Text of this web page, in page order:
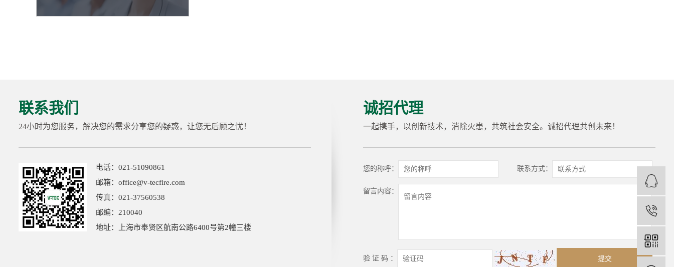
联系我们
24小时为您服务，解决您的需求分享您的疑惑，让您无后顾之忧！
电话：021-51090861
邮箱：office@v-tecfire.com
传真：021-37560538
邮编：210040
地址：上海市奉贤区航南公路6400号第2幢三楼
诚招代理
一起携手，以创新技术，消除火患，共筑社会安全。诚招代理共创未来！
您的称呼： 联系方式：
留言内容：
验 证 码 ：